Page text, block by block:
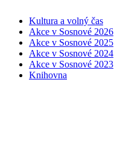
Kultura a volný čas
Akce v Sosnové 2026
Akce v Sosnové 2025
Akce v Sosnové 2024
Akce v Sosnové 2023
Knihovna